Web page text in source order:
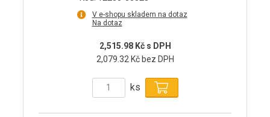
V e-shopu skladem na dotaz
Na dotaz
2,515.98 Kč s DPH
2,079.32 Kč bez DPH
ks